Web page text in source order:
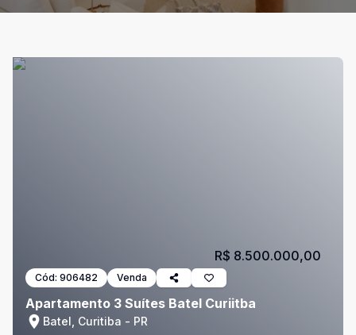
Cód: 906482 Venda
Apartamento 3 Suítes Batel Curiitba
Batel, Curitiba - PR
R$ 8.500.000,00